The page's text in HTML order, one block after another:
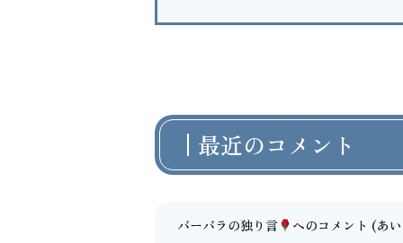
最近のコメント
バーバラの独り言 へのコメント (あ